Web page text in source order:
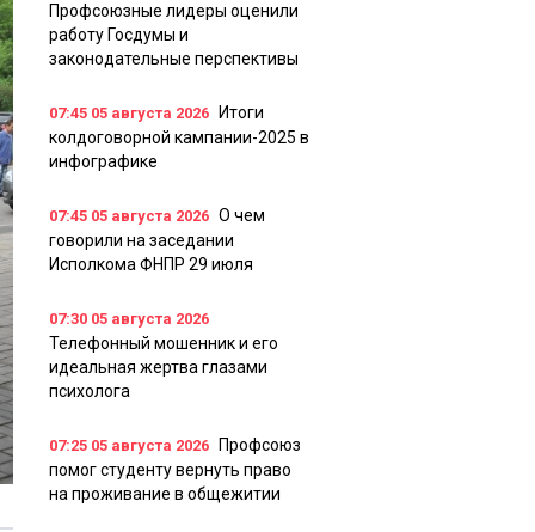
Профсоюзные лидеры оценили
работу Госдумы и
законодательные перспективы
07:45 05 августа 2026
Итоги
колдоговорной кампании-2025 в
инфографике
07:45 05 августа 2026 О чем
говорили на заседании
Исполкома ФНПР 29 июля
07:30 05 августа 2026
Телефонный мошенник и его
идеальная жертва глазами
психолога
07:25 05 августа 2026
Профсоюз
помог студенту вернуть право
на проживание в общежитии